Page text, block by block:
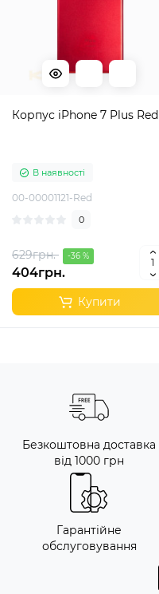
Корпус iPhone 7 Plus Red
В наявності
00-00001121-Red
0
629грн. -36 %
404грн.
Купити
Безкоштовна доставка
від 1000 грн
Гарантійне
обслуговування